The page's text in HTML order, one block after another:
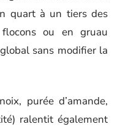
quart à un tiers des
ou en gruau
sans modifier la
purée d’amande,
ralentit également